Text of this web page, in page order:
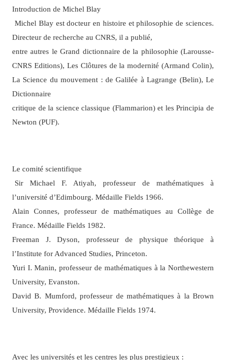
Introduction de Michel Blay
Michel Blay est docteur en histoire et philosophie de sciences.
Directeur de recherche au CNRS, il a publié,
entre autres le Grand dictionnaire de la philosophie (Larousse-
CNRS Editions), Les Clôtures de la modernité (Armand Colin),
La Science du mouvement : de Galilée à Lagrange (Belin), Le
Dictionnaire
critique de la science classique (Flammarion) et les Principia de
Newton (PUF).
Le comité scientifique
Sir Michael F. Atiyah, professeur de mathématiques à
l’université d’Edimbourg. Médaille Fields 1966.
Alain Connes, professeur de mathématiques au Collège de
France. Médaille Fields 1982.
Freeman J. Dyson, professeur de physique théorique à
l’Institute for Advanced Studies, Princeton.
Yuri I. Manin, professeur de mathématiques à la Northewestern
University, Evanston.
David B. Mumford, professeur de mathématiques à la Brown
University, Providence. Médaille Fields 1974.
Avec les universités et les centres les plus prestigieux :